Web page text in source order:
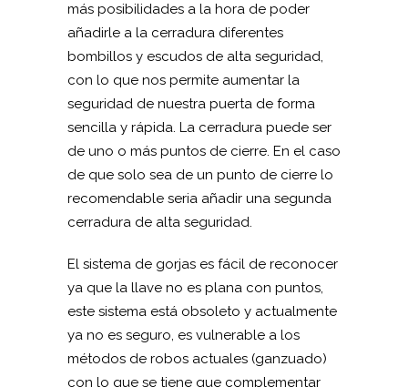
más posibilidades a la hora de poder
añadirle a la cerradura diferentes
bombillos y escudos de alta seguridad,
con lo que nos permite aumentar la
seguridad de nuestra puerta de forma
sencilla y rápida. La cerradura puede ser
de uno o más puntos de cierre. En el caso
de que solo sea de un punto de cierre lo
recomendable seria añadir una segunda
cerradura de alta seguridad.
El sistema de gorjas es fácil de reconocer
ya que la llave no es plana con puntos,
este sistema está obsoleto y actualmente
ya no es seguro, es vulnerable a los
métodos de robos actuales (ganzuado)
con lo que se tiene que complementar